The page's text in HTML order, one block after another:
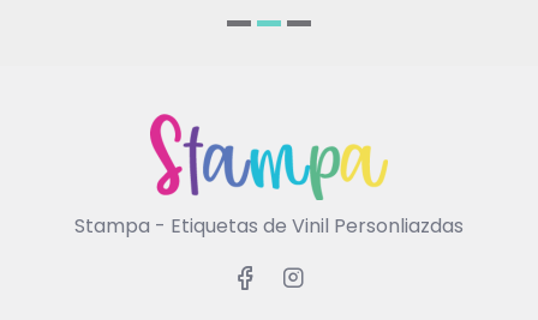
Stampa - Etiquetas de Vinil Personliazdas